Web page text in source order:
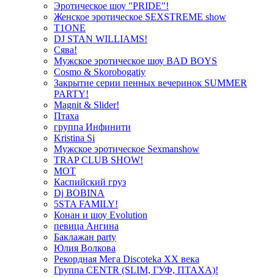
Эротическое шоу "PRIDE"!
Женское эротическое SEXSTREME show
T1ONE
DJ STAN WILLIAMS!
Сява!
Мужское эротическое шоу BAD BOYS
Cosmo & Skorobogatiy
Закрытие серии пенных вечеринок SUMMER
PARTY!
Magnit & Slider!
Птаха
группа Инфинити
Kristina Si
Мужское эротическое Sexmanshow
TRAP CLUB SHOW!
МОТ
Каспийский груз
Dj BOBINA
5STA FAMILY!
Конан и шоу Evolution
певица Ангина
Баклажан party
Юлия Волкова
Рекордная Мега Discoteka XX века
Группа CENTR (SLIM, ГУФ, ПТАХА)!